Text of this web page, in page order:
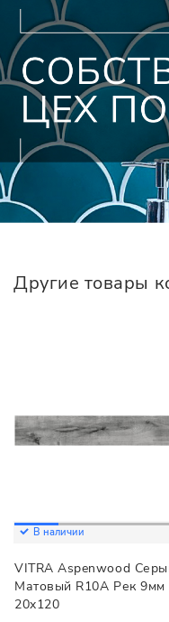
Другие товары
В наличии
VITRA Aspenwood
Матовый R10A Рек 9мм
20x120